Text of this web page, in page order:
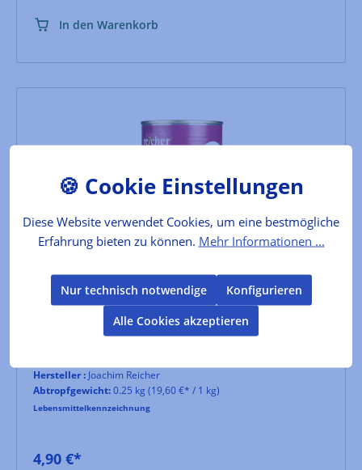
In den Warenkorb
Steirische Käferbohnen, genussfertig
Hier kommen die beliebten, herrlich cremigen
Steirischen Käferbohnen genussfertig gegart. Ob ganz
klassisch für einen Käferbohnensalat oder erwärmt
Hersteller : Joachim Reicher
Abtropfgewicht:0.25 kg (19,60 €* / 1 kg)
Lebensmittelkennzeichnung
4,90 €*
Diese Website verwendet Cookies, um eine bestmögliche
Erfahrung bieten zu können. Mehr Informationen ...
Nur technisch notwendige
Konfigurieren
Alle Cookies akzeptieren